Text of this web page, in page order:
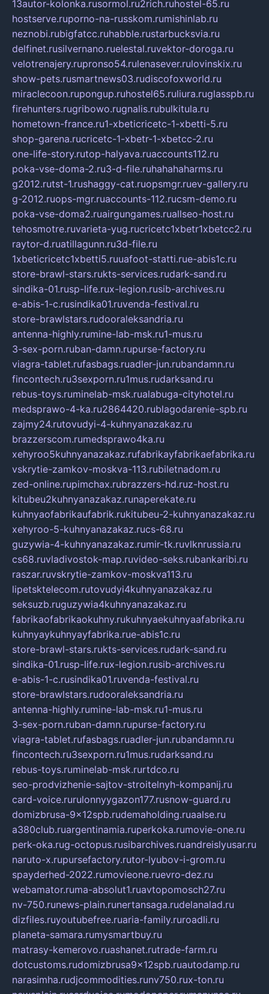
13autor-kolonka.rusormol.ru2rich.ruhostel-65.ru
hostserve.ruporno-na-russkom.rumishinlab.ru
neznobi.rubigfatcc.ruhabble.rustarbucksvia.ru
delfinet.rusilvernano.ruelestal.ruvektor-doroga.ru
velotrenajery.rupronso54.rulenasever.rulovinskix.ru
show-pets.rusmartnews03.rudiscofoxworld.ru
miraclecoon.rupongup.ruhostel65.ruliura.ruglasspb.ru
firehunters.rugribowo.rugnalis.rubulkitula.ru
hometown-france.ru1-xbeticricetc-1-xbetti-5.ru
shop-garena.rucricetc-1-xbetr-1-xbetcc-2.ru
one-life-story.rutop-halyava.ruaccounts112.ru
poka-vse-doma-2.ru3-d-file.ruhahahaharms.ru
g2012.rutst-1.rushaggy-cat.ruopsmgr.ruev-gallery.ru
g-2012.ruops-mgr.ruaccounts-112.rucsm-demo.ru
poka-vse-doma2.ruairgungames.ruallseo-host.ru
tehosmotre.ruvarieta-yug.rucricetc1xbetr1xbetcc2.ru
raytor-d.ruatillagunn.ru3d-file.ru
1xbeticricetc1xbetti5.ruuafoot-statti.rue-abis1c.ru
store-brawl-stars.rukts-services.rudark-sand.ru
sindika-01.rusp-life.rux-legion.rusib-archives.ru
e-abis-1-c.rusindika01.ruvenda-festival.ru
store-brawlstars.rudooraleksandria.ru
antenna-highly.rumine-lab-msk.ru1-mus.ru
3-sex-porn.ruban-damn.rupurse-factory.ru
viagra-tablet.rufasbags.ruadler-jun.rubandamn.ru
fincontech.ru3sexporn.ru1mus.rudarksand.ru
rebus-toys.ruminelab-msk.rualabuga-cityhotel.ru
medsprawo-4-ka.ru2864420.rublagodarenie-spb.ru
zajmy24.rutovudyi-4-kuhnyanazakaz.ru
brazzerscom.rumedsprawo4ka.ru
xehyroo5kuhnyanazakaz.rufabrikayfabrikaefabrika.ru
vskrytie-zamkov-moskva-113.rubiletnadom.ru
zed-online.rupimchax.rubrazzers-hd.ruz-host.ru
kitubeu2kuhnyanazakaz.runaperekate.ru
kuhnyaofabrikaufabrik.rukitubeu-2-kuhnyanazakaz.ru
xehyroo-5-kuhnyanazakaz.rucs-68.ru
guzywia-4-kuhnyanazakaz.rumir-tk.ruvlknrussia.ru
cs68.ruvladivostok-map.ruvideo-seks.rubankaribi.ru
raszar.ruvskrytie-zamkov-moskva113.ru
lipetsktelecom.rutovudyi4kuhnyanazakaz.ru
seksuzb.ruguzywia4kuhnyanazakaz.ru
fabrikaofabrikaokuhny.rukuhnyaekuhnyaafabrika.ru
kuhnyaykuhnyayfabrika.rue-abis1c.ru
store-brawl-stars.rukts-services.rudark-sand.ru
sindika-01.rusp-life.rux-legion.rusib-archives.ru
e-abis-1-c.rusindika01.ruvenda-festival.ru
store-brawlstars.rudooraleksandria.ru
antenna-highly.rumine-lab-msk.ru1-mus.ru
3-sex-porn.ruban-damn.rupurse-factory.ru
viagra-tablet.rufasbags.ruadler-jun.rubandamn.ru
fincontech.ru3sexporn.ru1mus.rudarksand.ru
rebus-toys.ruminelab-msk.rurtdco.ru
seo-prodvizhenie-sajtov-stroitelnyh-kompanij.ru
card-voice.rurulonnyygazon177.rusnow-guard.ru
domizbrusa-9x12spb.rudemaholding.ruaalse.ru
a380club.ruargentinamia.ruperkoka.rumovie-one.ru
perk-oka.rug-octopus.rusibarchives.ruandreislyusar.ru
naruto-x.rupursefactory.rutor-lyubov-i-grom.ru
spayderhed-2022.rumovieone.ruevro-dez.ru
webamator.ruma-absolut1.ruavtopomosch27.ru
nv-750.runews-plain.runertansaga.rudelanalad.ru
dizfiles.ruyoutubefree.ruaria-family.ruroadli.ru
planeta-samara.rumysmartbuy.ru
matrasy-kemerovo.ruashanet.rutrade-farm.ru
dotcustoms.rudomizbrusa9x12spb.ruautodamp.ru
narasimha.rudjcommodities.runv750.rux-ton.ru